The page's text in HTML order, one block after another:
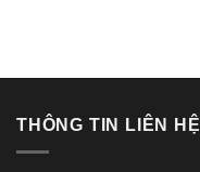
THÔNG TIN LIÊN HỆ